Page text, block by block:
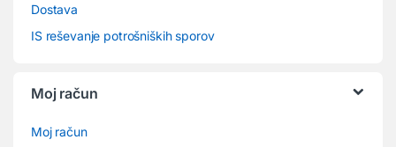
Dostava
IS reševanje potrošniških sporov
Moj račun
Moj račun